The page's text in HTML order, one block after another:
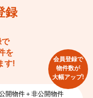
録
で
を
す!
開物件＋非公開物件
会員登録で
物件数が
大幅アップ!